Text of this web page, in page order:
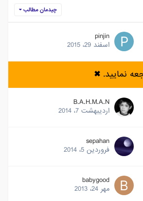
چیدمان مطالب
pinjin
اسفند 29، 2015
نمایید.✖
B.A.H.M.A.N
اردیبهشت 7، 2014
sepahan
فروردین 5، 2014
babygood
مهر 24، 2013